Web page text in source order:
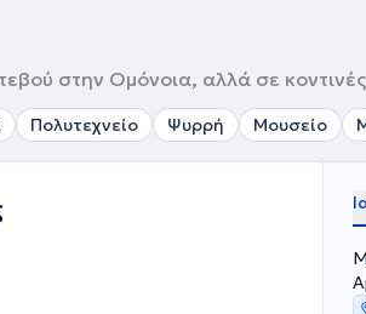
στην Ομόνοια, αλλά σε
Πολυτεχνείο Ψυρρή Μουσείο